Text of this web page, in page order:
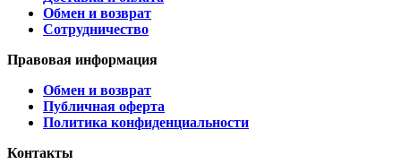
Обмен и возврат
Сотрудничество
Правовая информация
Обмен и возврат
Публичная оферта
Политика конфиденциальности
Контакты